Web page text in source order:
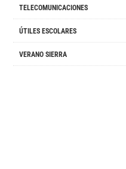
TELECOMUNICACIONES
ÚTILES ESCOLARES
VERANO SIERRA